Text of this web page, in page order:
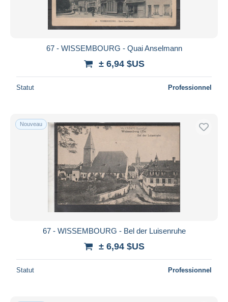
67 - WISSEMBOURG - Quai Anselmann
± 6,94 $US
Statut Professionnel
Nouveau
67 - WISSEMBOURG - Bel der Luisenruhe
± 6,94 $US
Statut Professionnel